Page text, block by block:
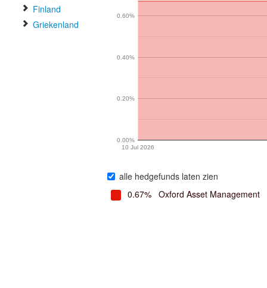
Finland
Griekenland
10 Jul 2026
0.00%
0.20%
0.40%
0.60%
alle hedgefunds laten zien
0.67% Oxford Asset Management